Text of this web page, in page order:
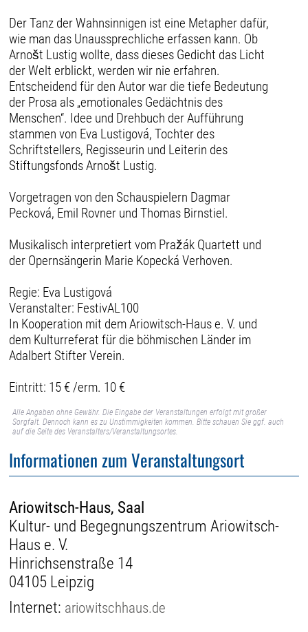
Der Tanz der Wahnsinnigen ist eine Metapher dafür,
wie man das Unaussprechliche erfassen kann. Ob
Arnošt Lustig wollte, dass dieses Gedicht das Licht
der Welt erblickt, werden wir nie erfahren.
Entscheidend für den Autor war die tiefe Bedeutung
der Prosa als „emotionales Gedächtnis des
Menschen“. Idee und Drehbuch der Aufführung
stammen von Eva Lustigová, Tochter des
Schriftstellers, Regisseurin und Leiterin des
Stiftungsfonds Arnošt Lustig.
Vorgetragen von den Schauspielern Dagmar
Pecková, Emil Rovner und Thomas Birnstiel.
Musikalisch interpretiert vom Pražák Quartett und
der Opernsängerin Marie Kopecká Verhoven.
Regie: Eva Lustigová
Veranstalter: FestivAL100
In Kooperation mit dem Ariowitsch-Haus e. V. und
dem Kulturreferat für die böhmischen Länder im
Adalbert Stifter Verein.
Eintritt: 15 € /erm. 10 €
Alle Angaben ohne Gewähr. Die Eingabe der Veranstaltungen erfolgt mit großer
Sorgfalt. Dennoch kann es zu Unstimmigkeiten kommen. Bitte schauen Sie ggf. auch
auf die Seite des Veranstalters/Veranstaltungsortes.
Informationen zum Veranstaltungsort
Ariowitsch-Haus, Saal
Kultur- und Begegnungszentrum Ariowitsch-
Haus e. V.
Hinrichsenstraße 14
04105 Leipzig
Internet: ariowitschhaus.de